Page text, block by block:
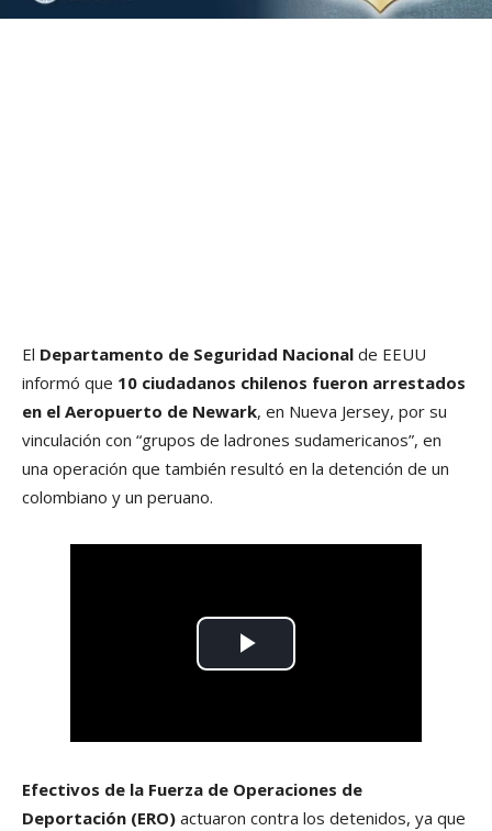
El Departamento de Seguridad Nacional de EEUU
informó que 10 ciudadanos chilenos fueron arrestados
en el Aeropuerto de Newark, en Nueva Jersey, por su
vinculación con “grupos de ladrones sudamericanos”, en
una operación que también resultó en la detención de un
colombiano y un peruano.
Efectivos de la Fuerza de Operaciones de
Deportación (ERO) actuaron contra los detenidos, ya que